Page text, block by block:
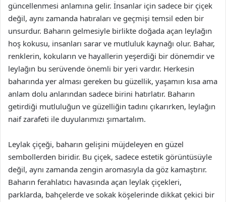
güncellenmesi anlamına gelir. İnsanlar için sadece bir çiçek
değil, aynı zamanda hatıraları ve geçmişi temsil eden bir
unsurdur. Baharın gelmesiyle birlikte doğada açan leylağın
hoş kokusu, insanları sarar ve mutluluk kaynağı olur. Bahar,
renklerin, kokuların ve hayallerin yeşerdiği bir dönemdir ve
leylağın bu serüvende önemli bir yeri vardır. Herkesin
baharında yer alması gereken bu güzellik, yaşamın kısa ama
anlam dolu anlarından sadece birini hatırlatır. Baharın
getirdiği mutluluğun ve güzelliğin tadını çıkarırken, leylağın
naif zarafeti ile duyularımızı şımartalım.
Leylak çiçeği, baharın gelişini müjdeleyen en güzel
sembollerden biridir. Bu çiçek, sadece estetik görüntüsüyle
değil, aynı zamanda zengin aromasıyla da göz kamaştırır.
Baharın ferahlatıcı havasında açan leylak çiçekleri,
parklarda, bahçelerde ve sokak köşelerinde dikkat çekici bir